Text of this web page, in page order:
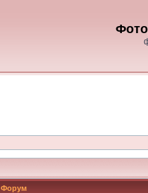
Форум